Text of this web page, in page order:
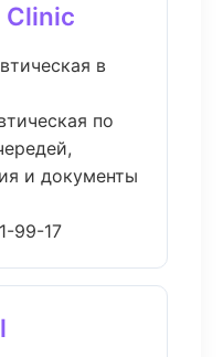
в
по
и документы
99-17